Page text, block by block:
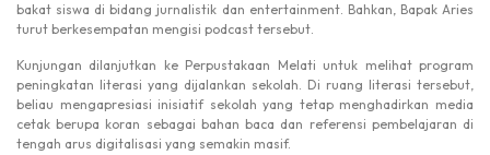
bakat siswa di bidang jurnalistik dan entertainment. Bahkan, Bapak Aries
turut berkesempatan mengisi podcast tersebut.
Kunjungan dilanjutkan ke Perpustakaan Melati untuk melihat program
peningkatan literasi yang dijalankan sekolah. Di ruang literasi tersebut,
beliau mengapresiasi inisiatif sekolah yang tetap menghadirkan media
cetak berupa koran sebagai bahan baca dan referensi pembelajaran di
tengah arus digitalisasi yang semakin masif.